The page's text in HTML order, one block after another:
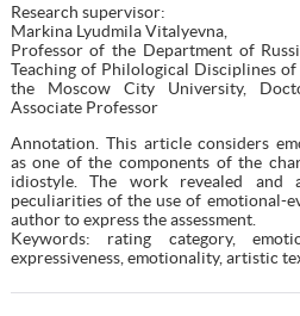
Research supervisor:
Markina Lyudmila Vitalyevna,
Professor of the Department of
Teaching of Philological Disciplines
the Moscow City University,
Associate Professor
Annotation. This article considers
as one of the components of the
idiostyle. The work revealed and
peculiarities of the use of emotional-
author to express the assessment.
Keywords: rating category,
expressiveness, emotionality, artistic